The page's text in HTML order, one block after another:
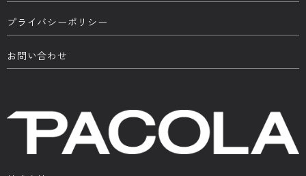
プライバシーポリシー
お問い合わせ